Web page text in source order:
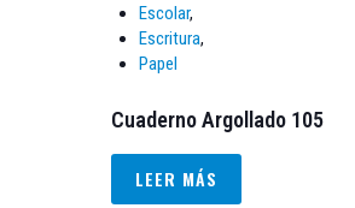
Escolar,
Escritura,
Papel
Cuaderno Argollado 105
LEER MÁS